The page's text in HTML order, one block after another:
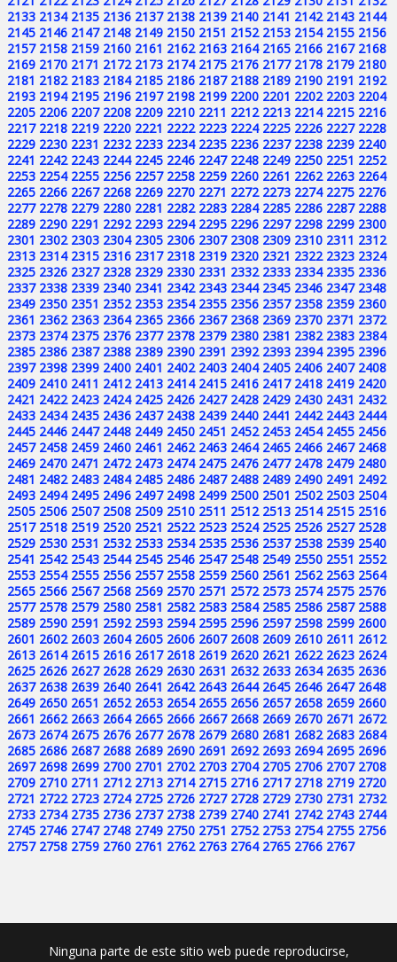
2133 2134 2135 2136 2137 2138 2139 2140 2141 2142 2143 2144
2145 2146 2147 2148 2149 2150 2151 2152 2153 2154 2155 2156
2157 2158 2159 2160 2161 2162 2163 2164 2165 2166 2167 2168
2169 2170 2171 2172 2173 2174 2175 2176 2177 2178 2179 2180
2181 2182 2183 2184 2185 2186 2187 2188 2189 2190 2191 2192
2193 2194 2195 2196 2197 2198 2199 2200 2201 2202 2203 2204
2205 2206 2207 2208 2209 2210 2211 2212 2213 2214 2215 2216
2217 2218 2219 2220 2221 2222 2223 2224 2225 2226 2227 2228
2229 2230 2231 2232 2233 2234 2235 2236 2237 2238 2239 2240
2241 2242 2243 2244 2245 2246 2247 2248 2249 2250 2251 2252
2253 2254 2255 2256 2257 2258 2259 2260 2261 2262 2263 2264
2265 2266 2267 2268 2269 2270 2271 2272 2273 2274 2275 2276
2277 2278 2279 2280 2281 2282 2283 2284 2285 2286 2287 2288
2289 2290 2291 2292 2293 2294 2295 2296 2297 2298 2299 2300
2301 2302 2303 2304 2305 2306 2307 2308 2309 2310 2311 2312
2313 2314 2315 2316 2317 2318 2319 2320 2321 2322 2323 2324
2325 2326 2327 2328 2329 2330 2331 2332 2333 2334 2335 2336
2337 2338 2339 2340 2341 2342 2343 2344 2345 2346 2347 2348
2349 2350 2351 2352 2353 2354 2355 2356 2357 2358 2359 2360
2361 2362 2363 2364 2365 2366 2367 2368 2369 2370 2371 2372
2373 2374 2375 2376 2377 2378 2379 2380 2381 2382 2383 2384
2385 2386 2387 2388 2389 2390 2391 2392 2393 2394 2395 2396
2397 2398 2399 2400 2401 2402 2403 2404 2405 2406 2407 2408
2409 2410 2411 2412 2413 2414 2415 2416 2417 2418 2419 2420
2421 2422 2423 2424 2425 2426 2427 2428 2429 2430 2431 2432
2433 2434 2435 2436 2437 2438 2439 2440 2441 2442 2443 2444
2445 2446 2447 2448 2449 2450 2451 2452 2453 2454 2455 2456
2457 2458 2459 2460 2461 2462 2463 2464 2465 2466 2467 2468
2469 2470 2471 2472 2473 2474 2475 2476 2477 2478 2479 2480
2481 2482 2483 2484 2485 2486 2487 2488 2489 2490 2491 2492
2493 2494 2495 2496 2497 2498 2499 2500 2501 2502 2503 2504
2505 2506 2507 2508 2509 2510 2511 2512 2513 2514 2515 2516
2517 2518 2519 2520 2521 2522 2523 2524 2525 2526 2527 2528
2529 2530 2531 2532 2533 2534 2535 2536 2537 2538 2539 2540
2541 2542 2543 2544 2545 2546 2547 2548 2549 2550 2551 2552
2553 2554 2555 2556 2557 2558 2559 2560 2561 2562 2563 2564
2565 2566 2567 2568 2569 2570 2571 2572 2573 2574 2575 2576
2577 2578 2579 2580 2581 2582 2583 2584 2585 2586 2587 2588
2589 2590 2591 2592 2593 2594 2595 2596 2597 2598 2599 2600
2601 2602 2603 2604 2605 2606 2607 2608 2609 2610 2611 2612
2613 2614 2615 2616 2617 2618 2619 2620 2621 2622 2623 2624
2625 2626 2627 2628 2629 2630 2631 2632 2633 2634 2635 2636
2637 2638 2639 2640 2641 2642 2643 2644 2645 2646 2647 2648
2649 2650 2651 2652 2653 2654 2655 2656 2657 2658 2659 2660
2661 2662 2663 2664 2665 2666 2667 2668 2669 2670 2671 2672
2673 2674 2675 2676 2677 2678 2679 2680 2681 2682 2683 2684
2685 2686 2687 2688 2689 2690 2691 2692 2693 2694 2695 2696
2697 2698 2699 2700 2701 2702 2703 2704 2705 2706 2707 2708
2709 2710 2711 2712 2713 2714 2715 2716 2717 2718 2719 2720
2721 2722 2723 2724 2725 2726 2727 2728 2729 2730 2731 2732
2733 2734 2735 2736 2737 2738 2739 2740 2741 2742 2743 2744
2745 2746 2747 2748 2749 2750 2751 2752 2753 2754 2755 2756
2757 2758 2759 2760 2761 2762 2763 2764 2765 2766 2767
Ninguna parte de este sitio web puede reproducirse,